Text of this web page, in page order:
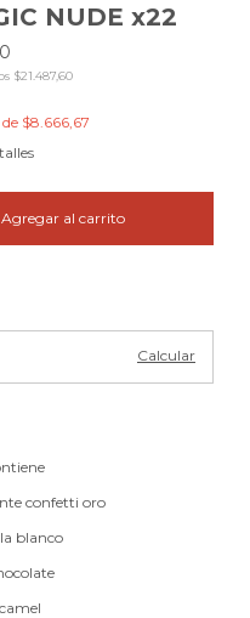
NUDE x22
$21.487,60
$8.666,67
Calcular
confetti oro
blanco